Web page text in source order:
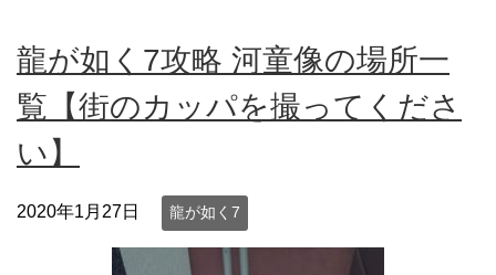
龍が如く7攻略 河童像の場所一
覧【街のカッパを撮ってくださ
い】
2020年1月27日 龍が如く7